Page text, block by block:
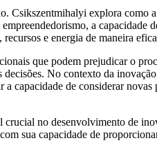
Csikszentmihalyi explora como
a
e energia de maneira
que podem prejudicar o
No contexto da
capacidade de considerar
no desenvolvimento de
sua capacidade de